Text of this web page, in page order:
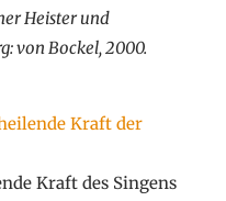
Heister und
von Bockel, 2000.
Kraft der
Kraft des Singens